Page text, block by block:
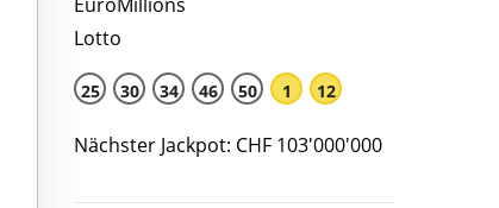
25 30 34 46 50 1 12
Nächster Jackpot: CHF 103'000'000